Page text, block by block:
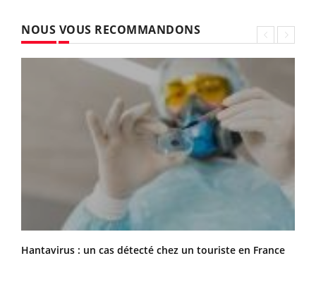
NOUS VOUS RECOMMANDONS
Hantavirus : un cas détecté chez un touriste en France